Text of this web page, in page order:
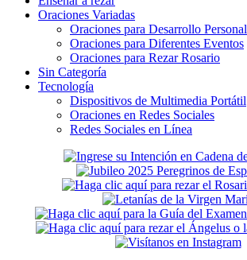
Oraciones Variadas
Oraciones para Desarrollo Personal
Oraciones para Diferentes Eventos
Oraciones para Rezar Rosario
Sin Categoría
Tecnología
Dispositivos de Multimedia Portátil
Oraciones en Redes Sociales
Redes Sociales en Línea
Secondary
Sidebar